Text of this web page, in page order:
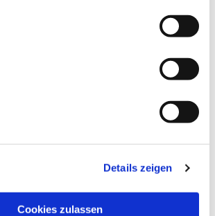
Details zeigen
Cookies zulassen